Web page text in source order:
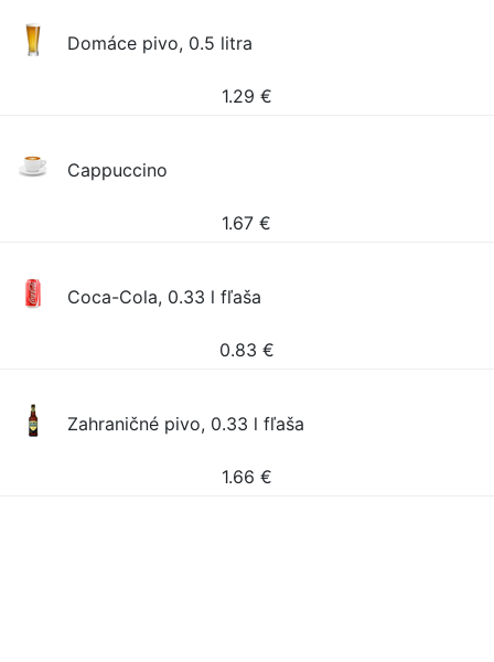
Domáce pivo, 0.5 litra
1.29 €
Cappuccino
1.67 €
Coca-Cola, 0.33 l fľaša
0.83 €
Zahraničné pivo, 0.33 l fľaša
1.66 €